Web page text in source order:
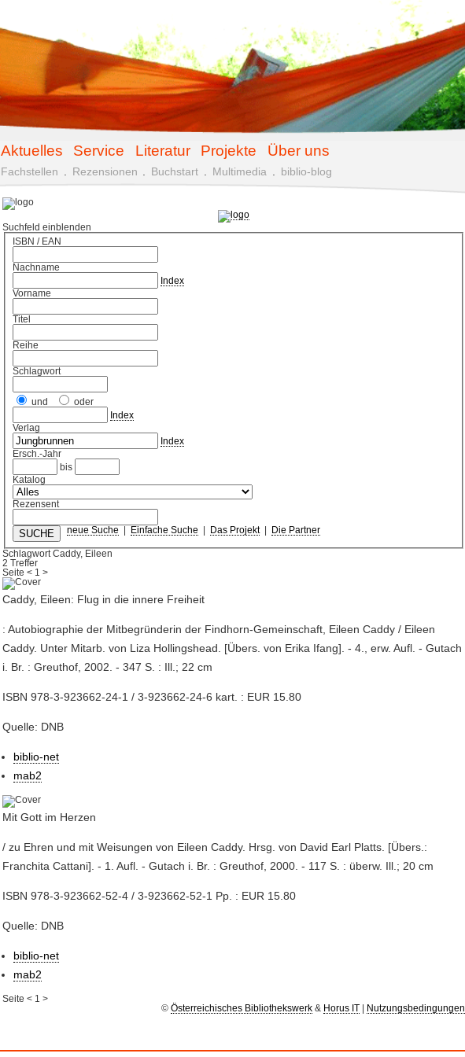
Aktuelles Service Literatur Projekte Über uns
Fachstellen Rezensionen Buchstart Multimedia biblio-blog
Suchfeld einblenden
ISBN / EAN
Nachname
Index
Vorname
Titel
Reihe
Schlagwort
und
oder
Index
Verlag
Index
Ersch.-Jahr
bis
Katalog
Rezensent
neue Suche Einfache Suche Das Projekt| Die Partner
Schlagwort Caddy, Eileen
2 Treffer
Seite< 1 >
Caddy, Eileen: Flug in die innere Freiheit
: Autobiographie der Mitbegründerin der Findhorn-Gemeinschaft, Eileen Caddy / Eileen
Caddy. Unter Mitarb. von Liza Hollingshead. [Übers. von Erika Ifang]. - 4., erw. Aufl. - Gutach
i. Br. : Greuthof, 2002. - 347 S. : Ill.; 22 cm
ISBN 978-3-923662-24-1 / 3-923662-24-6 kart. : EUR 15.80
Quelle: DNB
biblio-net
mab2
Mit Gott im Herzen
/ zu Ehren und mit Weisungen von Eileen Caddy. Hrsg. von David Earl Platts. [Übers.:
Franchita Cattani]. - 1. Aufl. - Gutach i. Br. : Greuthof, 2000. - 117 S. : überw. Ill.; 20 cm
ISBN 978-3-923662-52-4 / 3-923662-52-1 Pp. : EUR 15.80
Quelle: DNB
biblio-net
mab2
Seite< 1 >
© Österreichisches Bibliothekswerk& Horus IT Nutzungsbedingungen